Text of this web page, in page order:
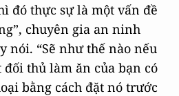
đó thực sự là một vấn đề
chuyên gia an ninh
nói. “Sẽ như thế nào nếu
thủ làm ăn của bạn có
bằng cách đặt nó trước